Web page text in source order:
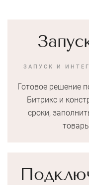
ЗАПУСК И
Готовое решение
Битрикс и
сроки,